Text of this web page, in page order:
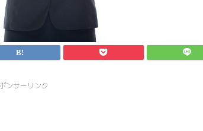
ンサーリンク